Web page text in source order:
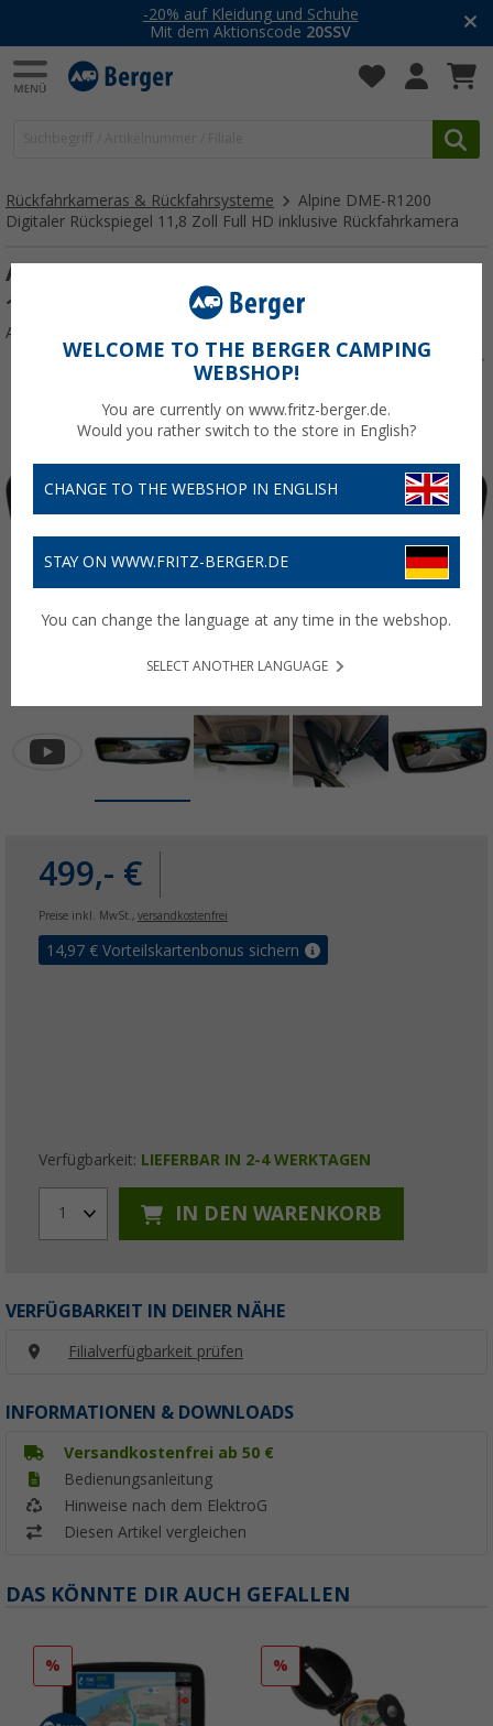
-20% auf Kleidung und Schuhe
Mit dem Aktionscode 20SSV
Rückfahrkameras & Rückfahrsysteme
Alpine DME-R1200
Digitaler Rückspiegel 11,8 Zoll Full HD inklusive Rückfahrkamera
Alpine DME-R1200 Digitaler Rückspiegel
11,8 Zoll Full HD
Art.-Nr.: 485553
499,- €
Preise inkl. MwSt., versandkostenfrei
14,97 € Vorteilskartenbonus sichern
Verfügbarkeit: LIEFERBAR IN 2-4 WERKTAGEN
1 IN DEN WARENKORB
VERFÜGBARKEIT IN DEINER NÄHE
Filialverfügbarkeit prüfen
INFORMATIONEN & DOWNLOADS
Versandkostenfrei ab 50 €
Bedienungsanleitung
Hinweise nach dem ElektroG
Diesen Artikel vergleichen
DAS KÖNNTE DIR AUCH GEFALLEN
% %
WELCOME TO THE BERGER CAMPING
WEBSHOP!
You are currently on www.fritz-berger.de.
Would you rather switch to the store in English?
CHANGE TO THE WEBSHOP IN ENGLISH
STAY ON WWW.FRITZ-BERGER.DE
You can change the language at any time in the webshop.
SELECT ANOTHER LANGUAGE